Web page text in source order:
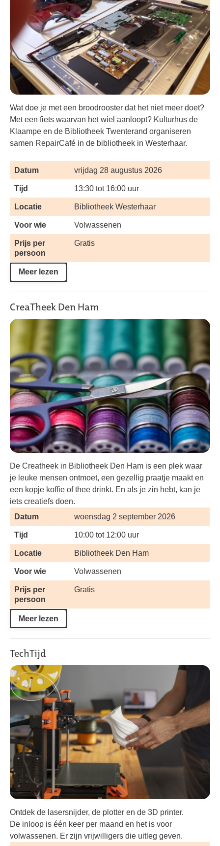
Wat doe je met een broodrooster dat het niet meer doet?
Met een fiets waarvan het wiel aanloopt? Kulturhus de
Klaampe en de Bibliotheek Twenterand organiseren
samen RepairCafé in de bibliotheek in Westerhaar.
Datum vrijdag 28 augustus 2026
Tijd 13:30 tot 16:00 uur
Locatie Bibliotheek Westerhaar
Voor wie Volwassenen
Prijs per
persoon
Gratis
Meer lezen
CreaTheek Den Ham
De Creatheek in Bibliotheek Den Ham is een plek waar
je leuke mensen ontmoet, een gezellig praatje maakt en
een kopje koffie of thee drinkt. En als je zin hebt, kan je
iets creatiefs doen.
Datum
woensdag 2 september 2026
Tijd 10:00 tot 12:00 uur
Locatie Bibliotheek Den Ham
Voor wie Volwassenen
Prijs per
persoon
Gratis
Meer lezen
TechTijd
Ontdek de lasersnijder, de plotter en de 3D printer.
De inloop is één keer per maand en het is voor
volwassenen. Er zijn vrijwilligers die uitleg geven.